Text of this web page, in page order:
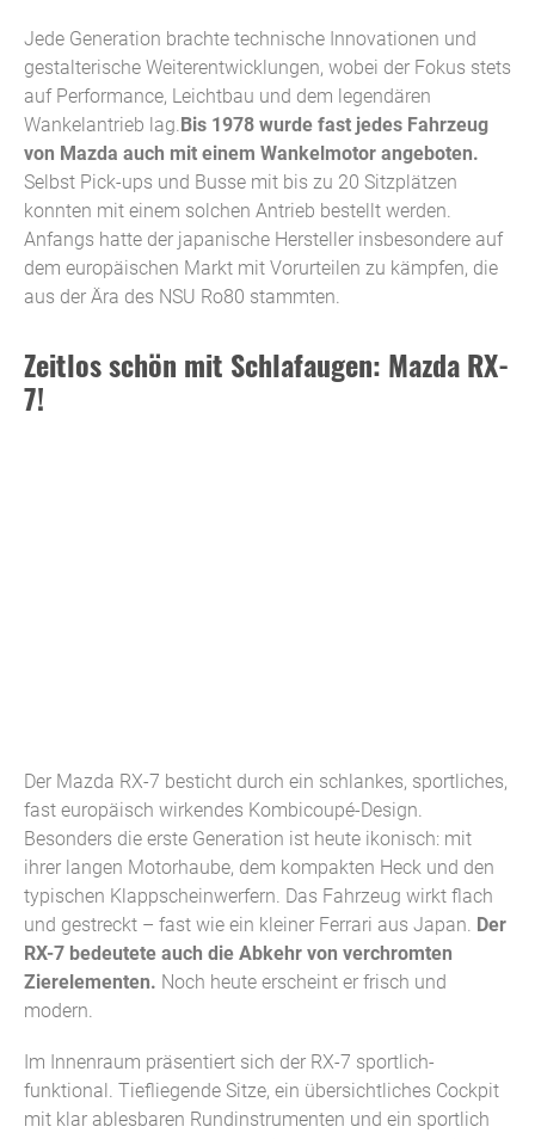
Jede Generation brachte technische Innovationen und
gestalterische Weiterentwicklungen, wobei der Fokus stets
auf Performance, Leichtbau und dem legendären
Wankelantrieb lag.Bis 1978 wurde fast jedes Fahrzeug
von Mazda auch mit einem Wankelmotor angeboten.
Selbst Pick-ups und Busse mit bis zu 20 Sitzplätzen
konnten mit einem solchen Antrieb bestellt werden.
Anfangs hatte der japanische Hersteller insbesondere auf
dem europäischen Markt mit Vorurteilen zu kämpfen, die
aus der Ära des NSU Ro80 stammten.
Zeitlos schön mit Schlafaugen: Mazda RX-
7!
Der Mazda RX-7 besticht durch ein schlankes, sportliches,
fast europäisch wirkendes Kombicoupé-Design.
Besonders die erste Generation ist heute ikonisch: mit
ihrer langen Motorhaube, dem kompakten Heck und den
typischen Klappscheinwerfern. Das Fahrzeug wirkt flach
und gestreckt – fast wie ein kleiner Ferrari aus Japan. Der
RX-7 bedeutete auch die Abkehr von verchromten
Zierelementen. Noch heute erscheint er frisch und
modern.
Im Innenraum präsentiert sich der RX-7 sportlich-
funktional. Tiefliegende Sitze, ein übersichtliches Cockpit
mit klar ablesbaren Rundinstrumenten und ein sportlich